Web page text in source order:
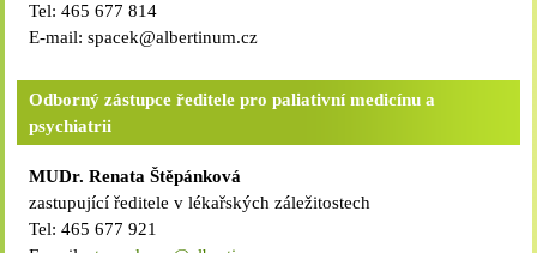
Tel: 465 677 814
E-mail: spacek@albertinum.cz
Odborný zástupce ředitele pro paliativní medicínu a
psychiatrii
MUDr. Renata Štěpánková
zastupující ředitele v lékařských záležitostech
Tel: 465 677 921